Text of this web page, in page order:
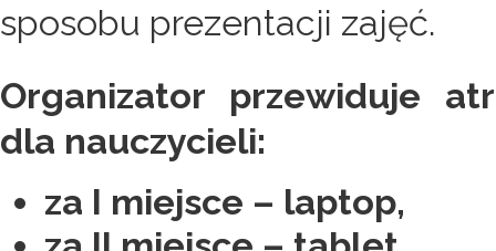
sposobu prezentacji zajęć.
Organizator przewiduje
dla nauczycieli:
za I miejsce – laptop,